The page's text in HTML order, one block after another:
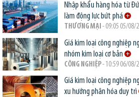
Nhập khẩu hàng hóa từ
làm động lực bứt phá
THƯƠNG MẠI - 09:05 05/08/
Giá kim loại công nghiệp
nhóm kim loại cơ bản
CÔNG NGHIỆP- 10:59 06/08/
Giá kim loại công nghiệp
xu hướng phân hóa duy trì